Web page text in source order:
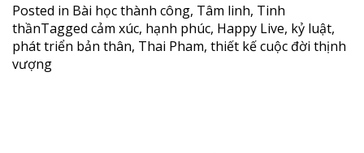
Posted in Bài học thành công, Tâm linh, Tinh
thầnTagged cảm xúc, hạnh phúc, Happy Live, kỷ luật,
phát triển bản thân, Thai Pham, thiết kế cuộc đời thịnh
vượng